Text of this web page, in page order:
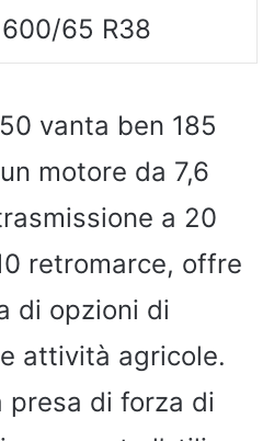
600/65 R38
vanta ben 185
motore da 7,6
a 20
retromarce, offre
di opzioni di
attività agricole.
presa di forza di